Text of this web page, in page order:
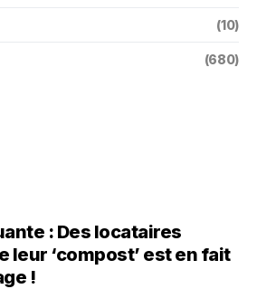
(10)
(680)
: Des locataires
leur ‘compost’ est en fait
!